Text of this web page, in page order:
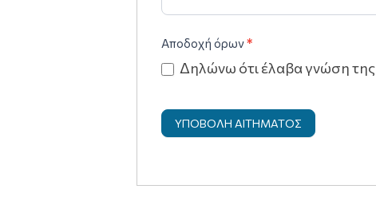
Αποδοχή όρων*
Δηλώνω ότι έλαβα γνώση της
ΥΠΟΒΟΛΗ ΑΙΤΗΜΑΤΟΣ